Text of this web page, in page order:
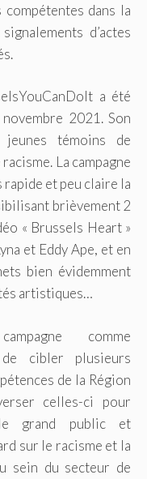
dans la
d’actes
a été
2021. Son
témoins de
La campagne
et peu claire la
brièvement 2
« Brussels Heart »
et Eddy Ape, et en
bien évidemment
artistiques…
comme
de cibler plusieurs
de la Région
celles-ci pour
grand public et
sur le racisme et la
sein du secteur de